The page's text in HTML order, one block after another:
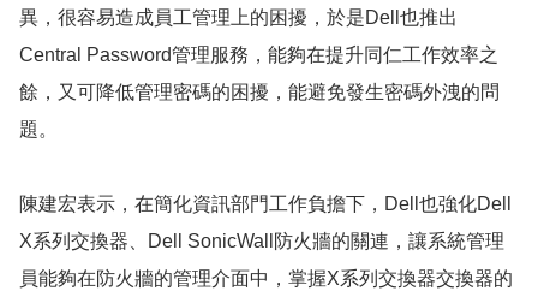
異，很容易造成員工管理上的困擾，於是Dell也推出
Central Password管理服務，能夠在提升同仁工作效率之
餘，又可降低管理密碼的困擾，能避免發生密碼外洩的問
題。
陳建宏表示，在簡化資訊部門工作負擔下，Dell也強化Dell
X系列交換器、Dell SonicWall防火牆的關連，讓系統管理
員能夠在防火牆的管理介面中，掌握X系列交換器交換器的